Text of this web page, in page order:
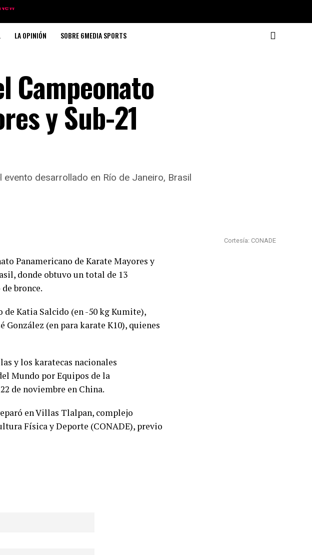
LA OPINIÓN SOBRE 6MEDIA SPORTS
Campeonato
y Sub-21
desarrollado en Río de Janeiro, Brasil
Cortesía: CONADE
Panamericano de Karate Mayores y
donde obtuvo un total de 13
bronce.
Katia Salcido (en -50 kg Kumite),
González (en para karate K10), quienes
y los karatecas nacionales
Mundo por Equipos de la
de noviembre en China.
en Villas Tlalpan, complejo
Física y Deporte (CONADE), previo